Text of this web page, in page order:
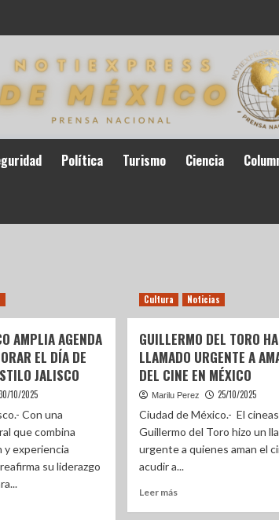
Política Turismo Ciencia
AMPLIA AGENDA
EL DÍA DE
JALISCO
10/2025
Con una
que combina
y experiencia
su liderazgo
Cultura Noticias
GUILLERMO DEL TORO
LLAMADO URGENTE A
DEL CINE EN MÉXICO
Marilu Perez 25/10/2025
Ciudad de México.- El
Guillermo del Toro hizo un
urgente a quienes aman el
acudir a...
Leer más